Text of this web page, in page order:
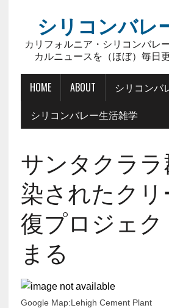
シリコンバレ
カリフォルニア・シリコンバレ
カルニュースを（ほぼ）毎日
HOME ABOUT
シリコンバ
シリコンバレー生活雑学
サンタクラ
染されたク
復プロジェ
まる
Google Map:Lehigh Cement Plant